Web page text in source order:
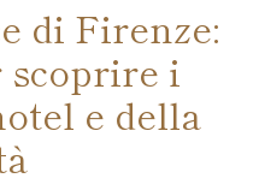
di Firenze:
scoprire i
e della